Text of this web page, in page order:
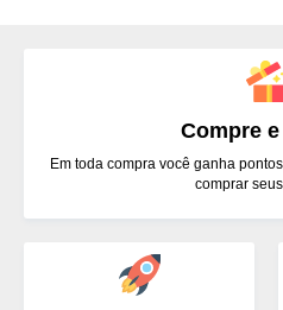
Compre
Em toda compra você ganha
comprar